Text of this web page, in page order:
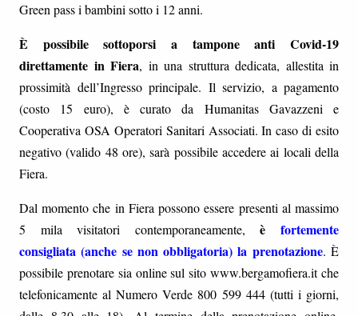
Green pass i bambini sotto i 12 anni.
È possibile sottoporsi a tampone anti Covid-19
direttamente in Fiera, in una struttura dedicata, allestita in
prossimità dell’Ingresso principale. Il servizio, a pagamento
(costo 15 euro), è curato da Humanitas Gavazzeni e
Cooperativa OSA Operatori Sanitari Associati. In caso di esito
negativo (valido 48 ore), sarà possibile accedere ai locali della
Fiera.
Dal momento che in Fiera possono essere presenti al massimo
5 mila visitatori contemporaneamente,èfortemente
consigliata (anche se non obbligatoria) la prenotazione. È
possibile prenotare sia online sul sito www.bergamofiera.it che
telefonicamente al Numero Verde 800 599 444 (tutti i giorni,